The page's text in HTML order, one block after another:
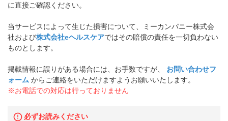
に直接ご確認ください。
当サービスによって生じた損害について、ミーカンパニー株式会
社および株式会社eヘルスケアではその賠償の責任を一切負わない
ものとします。
掲載情報に誤りがある場合には、お手数ですが、
お問い合わせフ
ォーム からご連絡をいただけますようお願いいたします。
※お電話での対応は行っておりません
必ずお読みください